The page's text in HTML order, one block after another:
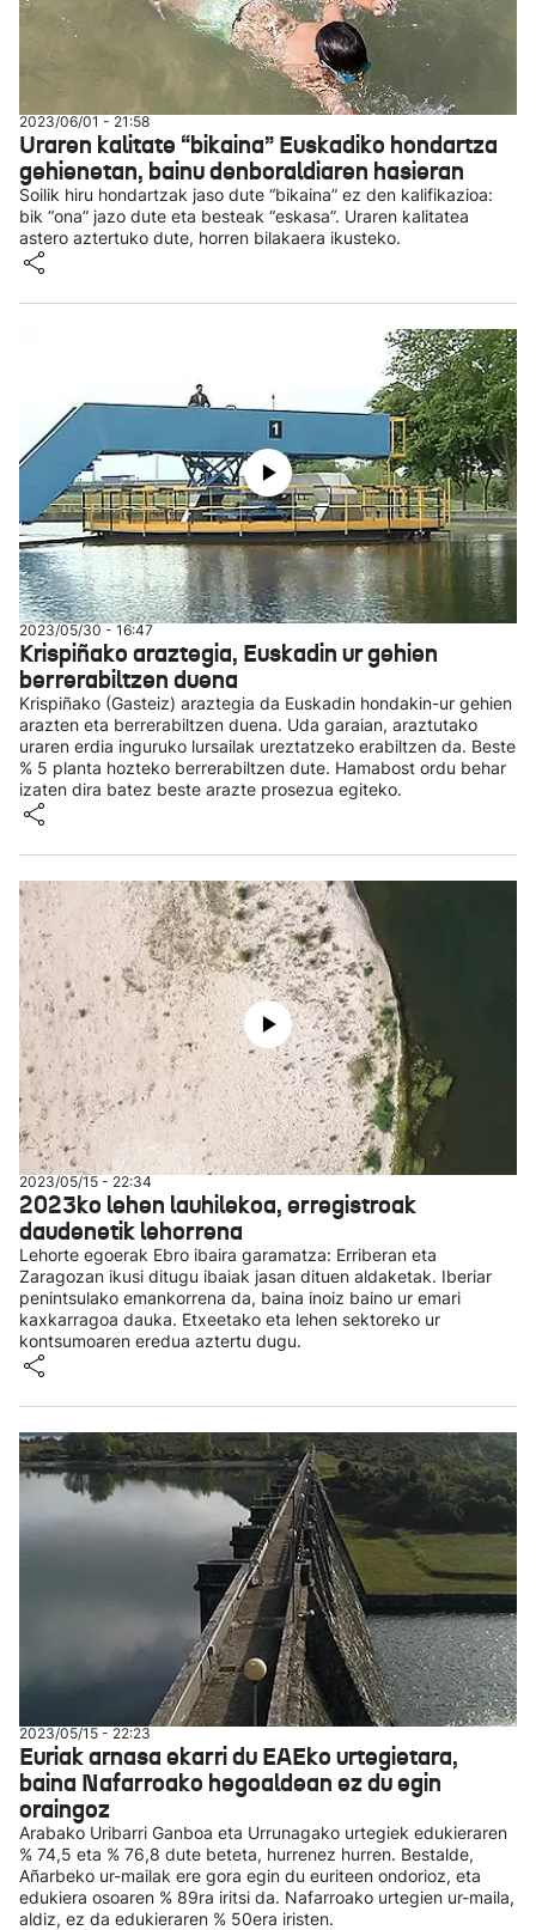
2023/06/01 - 21:58
Uraren kalitate “bikaina” Euskadiko hondartza
gehienetan, bainu denboraldiaren hasieran
Soilik hiru hondartzak jaso dute “bikaina” ez den kalifikazioa:
bik “ona” jazo dute eta besteak “eskasa”. Uraren kalitatea
astero aztertuko dute, horren bilakaera ikusteko.
2023/05/30 - 16:47
Krispiñako araztegia, Euskadin ur gehien
berrerabiltzen duena
Krispiñako (Gasteiz) araztegia da Euskadin hondakin-ur gehien
arazten eta berrerabiltzen duena. Uda garaian, araztutako
uraren erdia inguruko lursailak ureztatzeko erabiltzen da. Beste
% 5 planta hozteko berrerabiltzen dute. Hamabost ordu behar
izaten dira batez beste arazte prosezua egiteko.
2023/05/15 - 22:34
2023ko lehen lauhilekoa, erregistroak
daudenetik lehorrena
Lehorte egoerak Ebro ibaira garamatza: Erriberan eta
Zaragozan ikusi ditugu ibaiak jasan dituen aldaketak. Iberiar
penintsulako emankorrena da, baina inoiz baino ur emari
kaxkarragoa dauka. Etxeetako eta lehen sektoreko ur
kontsumoaren eredua aztertu dugu.
2023/05/15 - 22:23
Euriak arnasa ekarri du EAEko urtegietara,
baina Nafarroako hegoaldean ez du egin
oraingoz
Arabako Uribarri Ganboa eta Urrunagako urtegiek edukieraren
% 74,5 eta % 76,8 dute beteta, hurrenez hurren. Bestalde,
Añarbeko ur-mailak ere gora egin du euriteen ondorioz, eta
edukiera osoaren % 89ra iritsi da. Nafarroako urtegien ur-maila,
aldiz, ez da edukieraren % 50era iristen.